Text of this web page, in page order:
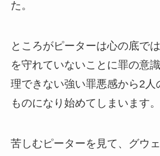
た。
ところがピーターは心の底で
を守れていないことに罪の意
理できない強い罪悪感から2人
ものになり始めてしまいます。
苦しむピーターを見て、グウ